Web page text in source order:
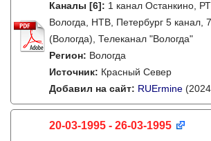
Каналы [6]: 1 канал Останкино,
Вологда, НТВ, Петербург 5 канал,
(Вологда), Телеканал "Вологда"
Регион: Вологда
Источник: Красный Север
Добавил на сайт: RUErmine
20-03-1995 - 26-03-1995